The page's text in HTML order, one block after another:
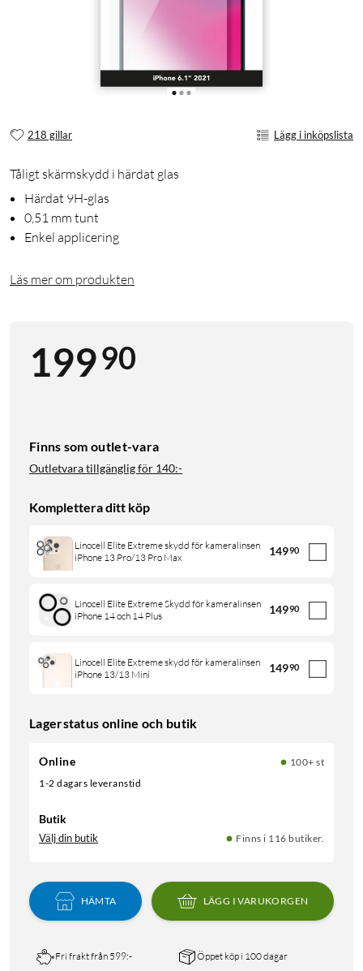
218 gillar Lägg i inköpslista
Tåligt skärmskydd i härdat glas
Härdat 9H-glas
0,51 mm tunt
Enkel applicering
Läs mer om produkten
19990
Finns som outlet-vara
Outletvara tillgänglig för 140:-
Komplettera ditt köp
Linocell Elite Extreme skydd för kameralinsen
iPhone 13 Pro/13 Pro Max
14990
Linocell Elite Extreme Skydd för kameralinsen
iPhone 14 och 14 Plus
14990
Linocell Elite Extreme skydd för kameralinsen
iPhone 13/13 Mini
14990
Lagerstatus online och butik
Online
100+ st
1-2 dagars leveranstid
Butik
Välj din butik Finns i 116 butiker.
HÄMTA LÄGG I VARUKORGEN
Fri frakt från 599:- Öppet köp i 100 dagar